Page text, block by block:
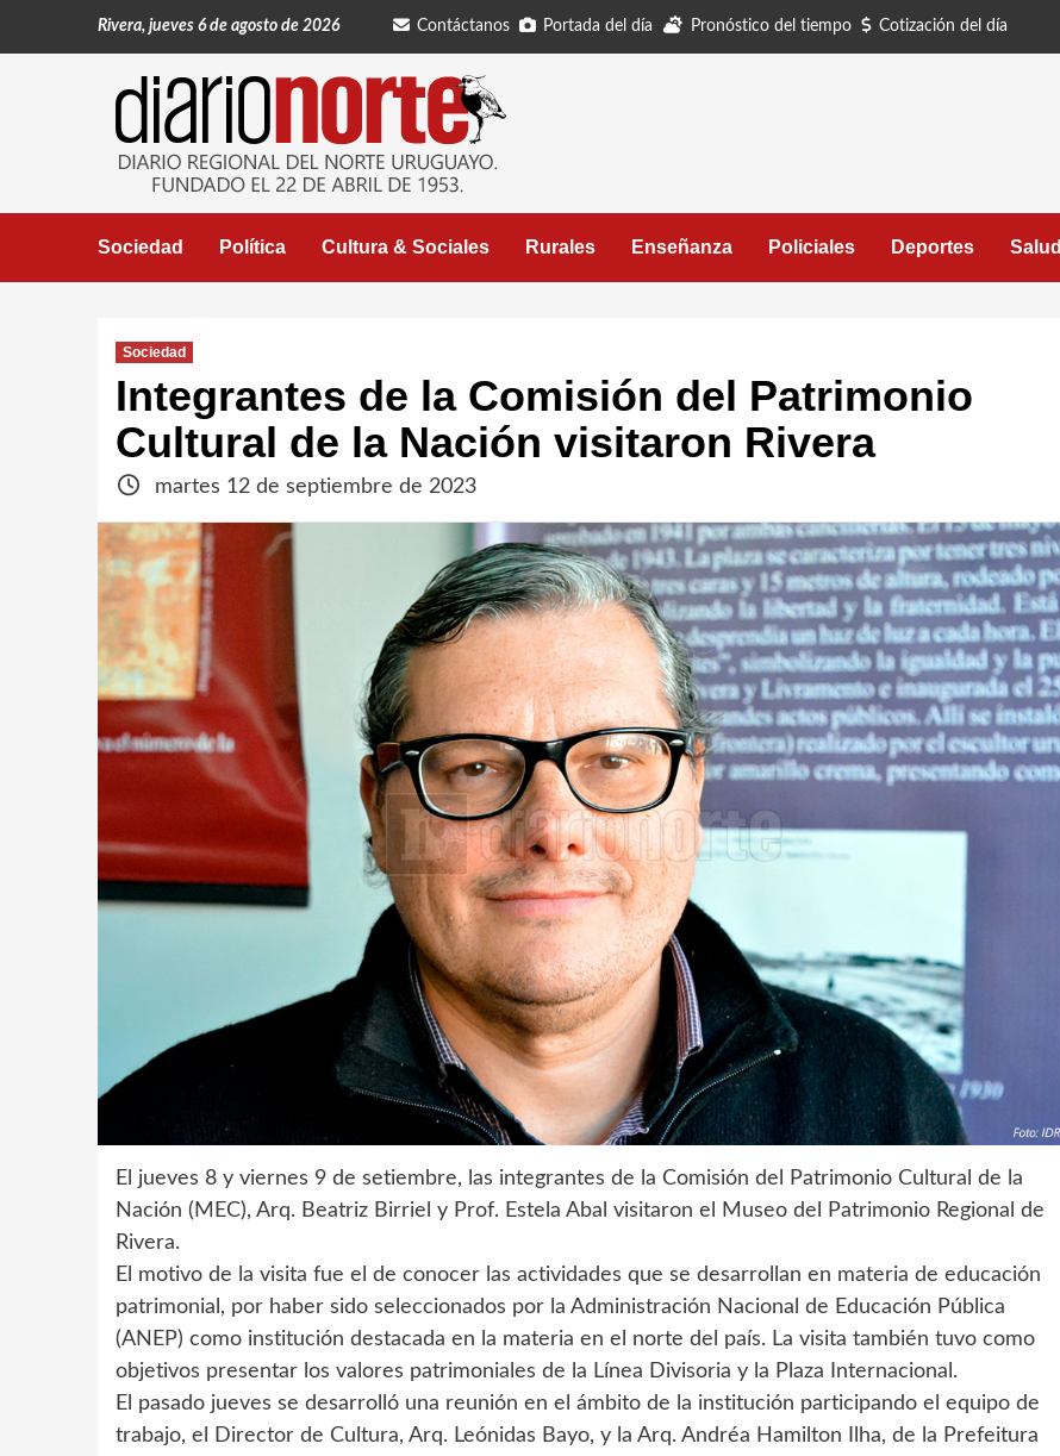
Rivera, jueves 6 de agosto de 2026 Contáctanos Portada del día Pronóstico del tiempo Cotización del día
Sociedad Política Cultura & Sociales Rurales Enseñanza Policiales Deportes Salud
Sociedad
Integrantes de la Comisión del Patrimonio
Cultural de la Nación visitaron Rivera
martes 12 de septiembre de 2023
El jueves 8 y viernes 9 de setiembre, las integrantes de la Comisión del Patrimonio Cultural de la
Nación (MEC), Arq. Beatriz Birriel y Prof. Estela Abal visitaron el Museo del Patrimonio Regional de
Rivera.
El motivo de la visita fue el de conocer las actividades que se desarrollan en materia de educación
patrimonial, por haber sido seleccionados por la Administración Nacional de Educación Pública
(ANEP) como institución destacada en la materia en el norte del país. La visita también tuvo como
objetivos presentar los valores patrimoniales de la Línea Divisoria y la Plaza Internacional.
El pasado jueves se desarrolló una reunión en el ámbito de la institución participando el equipo de
trabajo, el Director de Cultura, Arq. Leónidas Bayo, y la Arq. Andréa Hamilton Ilha, de la Prefeitura